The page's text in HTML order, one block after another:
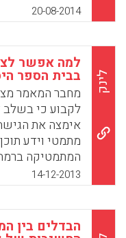
קובעים את
חישוב: מידת
יכולתו לבצע
וחיבור בין
מובילים
חישוביות
נשען על
בבית הספר
ומחקרי (מרים
20-08-2014
לינק
למה אפשר
בבית הספר
מחבר המאמר
לקבוע כי
אימצה את
מתמטי וידע
המתמטיקה
מתמטי ולידע
שלמורי בית
כלשהו על
שלמה וינר).
14-12-2013
הבדלים בין